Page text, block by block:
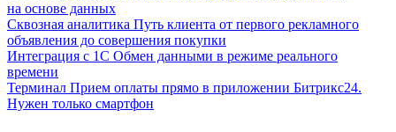
на основе данных
Сквозная аналитика Путь клиента от первого рекламного
объявления до совершения покупки
Интеграция с 1С Обмен данными в режиме реального
времени
Терминал Прием оплаты прямо в приложении Битрикс24.
Нужен только смартфон